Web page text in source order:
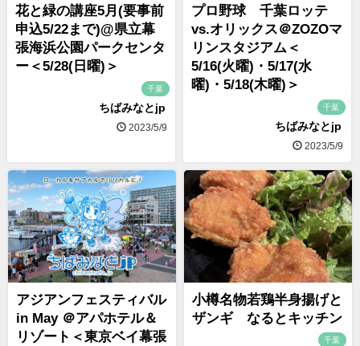
花と緑の講座5月(要事前
申込5/22まで)@県立幕
張海浜公園パークセンタ
ー＜5/28(日曜)＞
千葉
ちばみなとjp
2023/5/9
プロ野球 千葉ロッテ
vs.オリックス＠ZOZOマ
リンスタジアム＜
5/16(火曜)・5/17(水
曜)・5/18(木曜)＞
千葉
ちばみなとjp
2023/5/9
アジアンフェスティバル
in May ＠アパホテル＆
リゾート＜東京ベイ幕張
小樽名物若鶏半身揚げと
ザンギ なるとキッチン
千葉